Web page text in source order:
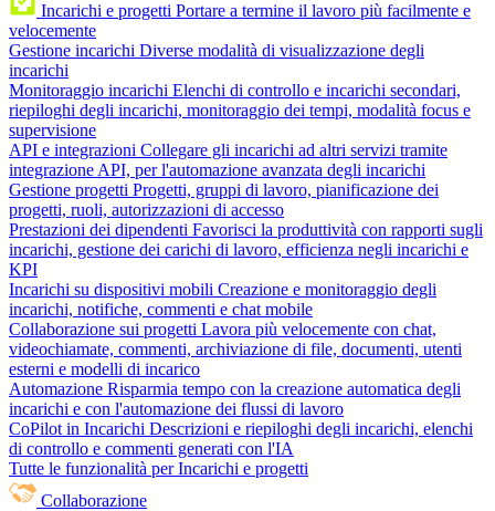
Incarichi e progetti Portare a termine il lavoro più facilmente e
velocemente
Gestione incarichi Diverse modalità di visualizzazione degli
incarichi
Monitoraggio incarichi Elenchi di controllo e incarichi secondari,
riepiloghi degli incarichi, monitoraggio dei tempi, modalità focus e
supervisione
API e integrazioni Collegare gli incarichi ad altri servizi tramite
integrazione API, per l'automazione avanzata degli incarichi
Gestione progetti Progetti, gruppi di lavoro, pianificazione dei
progetti, ruoli, autorizzazioni di accesso
Prestazioni dei dipendenti Favorisci la produttività con rapporti sugli
incarichi, gestione dei carichi di lavoro, efficienza negli incarichi e
KPI
Incarichi su dispositivi mobili Creazione e monitoraggio degli
incarichi, notifiche, commenti e chat mobile
Collaborazione sui progetti Lavora più velocemente con chat,
videochiamate, commenti, archiviazione di file, documenti, utenti
esterni e modelli di incarico
Automazione Risparmia tempo con la creazione automatica degli
incarichi e con l'automazione dei flussi di lavoro
CoPilot in Incarichi Descrizioni e riepiloghi degli incarichi, elenchi
di controllo e commenti generati con l'IA
Tutte le funzionalità per Incarichi e progetti
Collaborazione